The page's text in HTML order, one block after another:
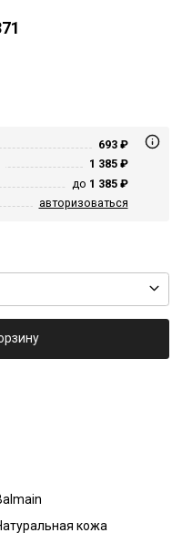
693 ₽
1 385 ₽
до 1 385 ₽
авторизоваться
кожа